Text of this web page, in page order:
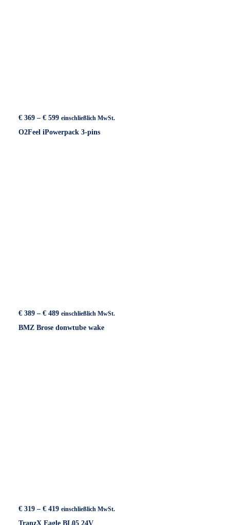
€ 369 – € 599Preisspanne:
bis
einschließlich MwSt.
O2Feel iPowerpack 3-pins
€ 389 – € 489Preisspanne:
bis
einschließlich MwSt.
BMZ Brose donwtube wake
€ 319 – € 419Preisspanne:
einschließlich MwSt.
TranzX Eagle BL05 24V